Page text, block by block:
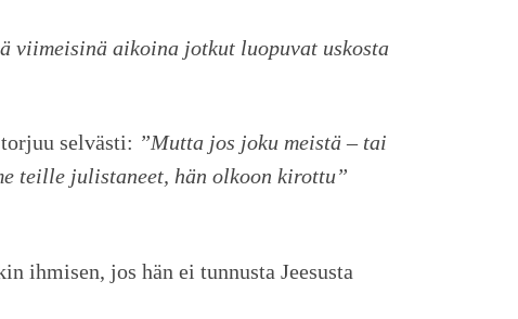
viimeisinä aikoina jotkut luopuvat uskosta
selvästi: ”Mutta jos joku meistä – tai
teille julistaneet, hän olkoon kirottu”
ihmisen, jos hän ei tunnusta Jeesusta